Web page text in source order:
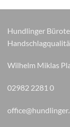
der
Produktseite
gewählt
Hundlinger
Wilhelm Miklas
02982 2281 0